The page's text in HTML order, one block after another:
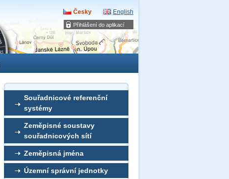
Přihlášení do aplikací
Česky English
Souřadnicové referenční
systémy
Zeměpisné soustavy
souřadnicových sítí
Zeměpisná jména
Územní správní jednotky